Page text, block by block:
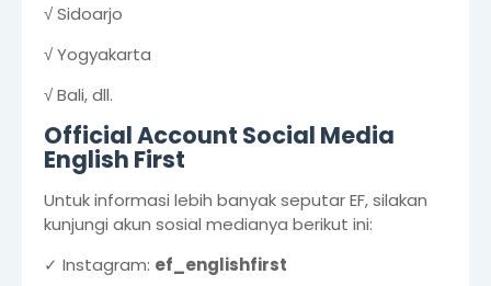
√ Sidoarjo
√ Yogyakarta
√ Bali, dll.
Official Account Social Media
English First
Untuk informasi lebih banyak seputar EF, silakan
kunjungi akun sosial medianya berikut ini:
✓ Instagram: ef_englishfirst